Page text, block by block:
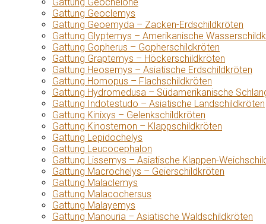
Gattung Geoclemys
Gattung Geoemyda – Zacken-Erdschildkröten
Gattung Glyptemys – Amerikanische
Gattung Gopherus – Gopherschildkröten
Gattung Graptemys – Höckerschildkröten
Gattung Heosemys – Asiatische Erdschildkröten
Gattung Homopus – Flachschildkröten
Gattung Hydromedusa – Südamerikanische
Gattung Indotestudo – Asiatische Landschildkröten
Gattung Kinixys – Gelenkschildkröten
Gattung Kinosternon – Klappschildkröten
Gattung Lepidochelys
Gattung Leucocephalon
Gattung Lissemys – Asiatische Klappen-
Gattung Macrochelys – Geierschildkröten
Gattung Malaclemys
Gattung Malacochersus
Gattung Malayemys
Gattung Manouria – Asiatische Waldschildkröten